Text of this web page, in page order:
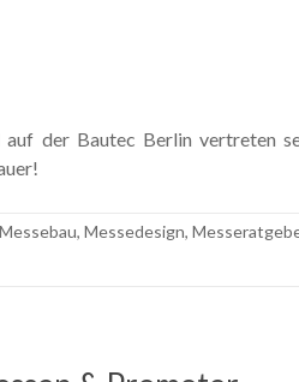
der Bautec Berlin vertreten
Messebau, Messedesign,